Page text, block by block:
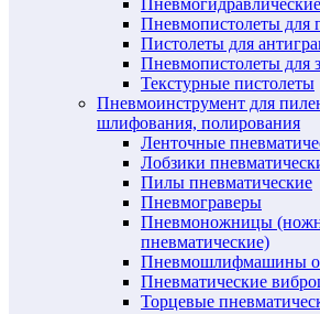
Пневмопистолеты для
Пистолеты для
Пневмопистолеты для
Текстурные пистолеты
Пневмоинструмент для
шлифования, полирования
Ленточные
Лобзики
Пилы пневматические
Пневмограверы
Пневмоножницы
пневматические)
Пневмошлифмашины
Пневматические
Торцевые